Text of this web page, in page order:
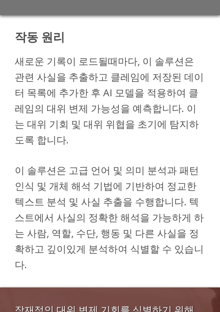
작동 원리
새로운 기록이 로드될때마다, 이 솔루션은
관련 사실을 추출하고 클레임에 저장된 데이
터 목록에 추가한 후 AI 모델을 적용하여 클
레임의 대위 변제 가능성을 예측합니다. 이
는 대위 기회 및 대위 위협을 초기에 탐지하
도록 합니다.
이 솔루션은 고급 언어 및 의미 분석과 패턴
인식 및 개체 해석 기법에 기반하여 정교한
텍스트 분석 및 사실 추출을 수행합니다. 텍
스트에서 사실의 정확한 해석을 가능하게 하
는 사람, 역할, 수단, 행동 및 다른 사실을 정
확하고 깊이있게 분석하여 식별할 수 있습니
다.